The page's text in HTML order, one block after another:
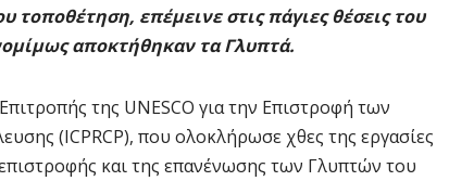
τοποθέτηση, επέμεινε στις πάγιες θέσεις του
αποκτήθηκαν τα Γλυπτά.
της UNESCO για την Επιστροφή των
(ICPRCP), που ολοκλήρωσε χθες της εργασίες
και της επανένωσης των Γλυπτών του